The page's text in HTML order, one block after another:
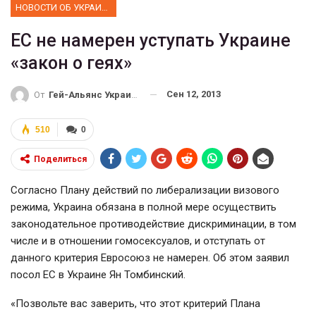
НОВОСТИ ОБ УКРАИНЕ
ЕС не намерен уступать Украине
«закон о геях»
От Гей-Альянс Украина Сен 12, 2013
0
510
Поделиться
Согласно Плану действий по либерализации визового
режима, Украина обязана в полной мере осуществить
законодательное противодействие дискриминации, в том
числе и в отношении гомосексуалов, и отступать от
данного критерия Евросоюз не намерен. Об этом заявил
посол ЕС в Украине Ян Томбинский.
«Позвольте вас заверить, что этот критерий Плана